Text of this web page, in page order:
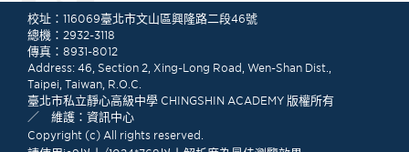
校址：116069臺北市文山區興隆路二段46號
總機：2932-3118
傳真：8931-8012
Address: 46, Section 2, Xing-Long Road, Wen-Shan Dist.,
Taipei, Taiwan, R.O.C.
臺北市私立靜心高級中學 CHINGSHIN ACADEMY 版權所有
／ 維護：資訊中心
Copyright (c) All rights reserved.